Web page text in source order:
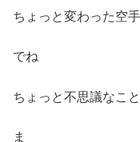
ちょっと変わった空
でね
ちょっと不思議なこ
ま